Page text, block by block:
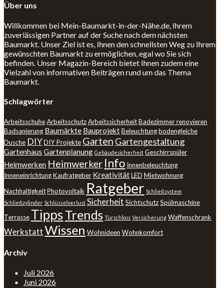
Über uns
Willkommen bei Mein-Baumarkt-in-der-Nähe.de, Ihrem
zuverlässigen Partner auf der Suche nach dem nächsten
Baumarkt. Unser Ziel ist es, Ihnen den schnellsten Weg zu Ihrem
gewünschten Baumarkt zu ermöglichen, egal wo Sie sich
befinden. Unser Magazin-Bereich bietet Ihnen zudem eine
Vielzahl von informativen Beiträgen rund um das Thema
Baumarkt.
Schlagwörter
ArbeitsschuheArbeitsschutzArbeitssicherheitBadezimmer renovieren
Badsanierung Baumärkte BauprojektBeleuchtungbodengleiche
Dusche DIYDIY Projekte Garten Gartengestaltung
Gartenhaus Gartenplanung Gebäudesicherheit Geschirrspüler
Heimwerken Heimwerker Info Innenbeleuchtung
InneneinrichtungKaufratgeber KreativitätLED Mietwohnung
NachhaltigkeitPhotovoltaik Ratgeber Schließsystem
Schließzylinder Schlüsselverlust Sicherheit SichtschutzSpülmaschine
Terrasse TippsTrends Türschloss Versicherung Waffenschrank
WerkstattWissen Wohnideen Wohnkomfort
Archiv
Juli 2026
Juni 2026